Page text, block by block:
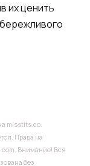
их ценить
misstits.co.
Права на
Внимание! Вся
без